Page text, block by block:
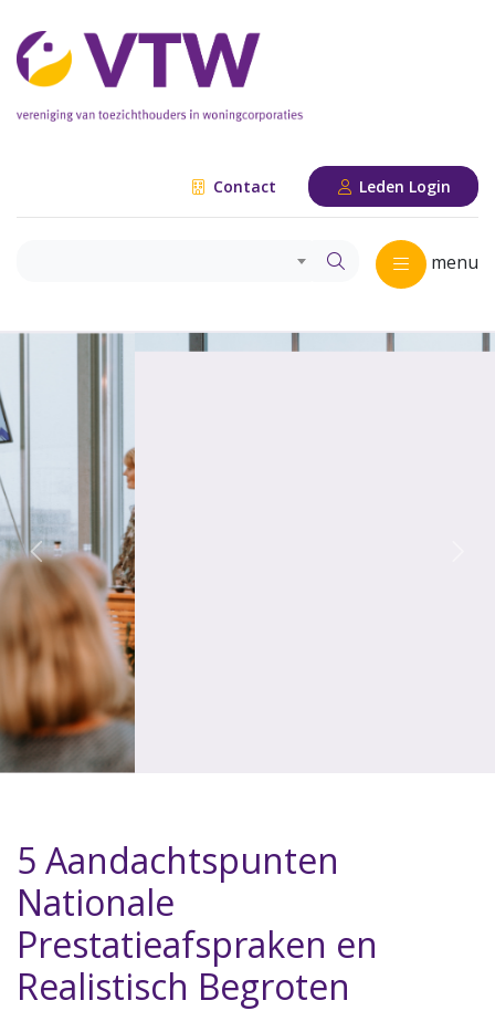
Contact Leden Login
menu
5 Aandachtspunten
Nationale
Prestatieafspraken en
Realistisch Begroten